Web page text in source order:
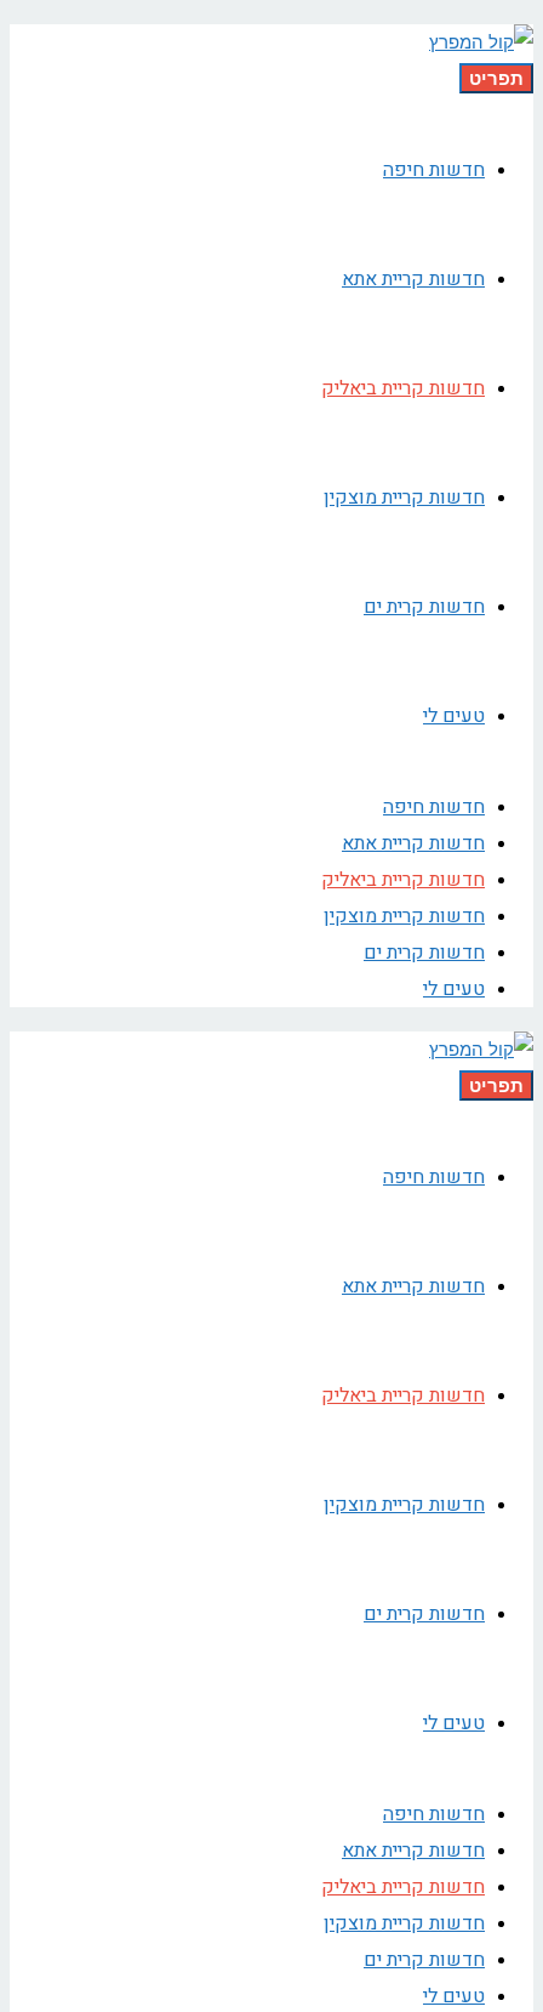
תפריט
חדשות חיפה
חדשות קריית אתא
חדשות קריית ביאליק
חדשות קריית מוצקין
חדשות קרית ים
טעים לי
חדשות חיפה
חדשות קריית אתא
חדשות קריית ביאליק
חדשות קריית מוצקין
חדשות קרית ים
טעים לי
תפריט
חדשות חיפה
חדשות קריית אתא
חדשות קריית ביאליק
חדשות קריית מוצקין
חדשות קרית ים
טעים לי
חדשות חיפה
חדשות קריית אתא
חדשות קריית ביאליק
חדשות קריית מוצקין
חדשות קרית ים
טעים לי